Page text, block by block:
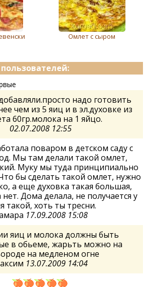
Омлет с сыром
надо готовить
чем из 5 яиц и в эл.духовке из
60гр.молока на 1 яйцо.
02.07.2008 12:55
поваром в детском саду с
Мы там делали такой омлет,
Муку мы туда принципиально
бы сделать такой омлет, нужно
а еще духовка такая большая,
Дома делала, не получается у
такой, хоть ты тресни.
17.09.2008 15:08
яиц и молока должны быть
в обьеме, жарьть можно на
на медленом огне
13.07.2009 14:04